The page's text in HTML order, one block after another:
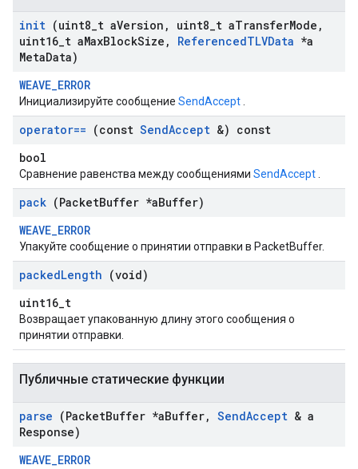
init (uint8 t aVersion , uint8 t aTransferMode ,
uint16 t aMaxBlockSize , ReferencedTLVData *a
MetaData)
WEAVE_ERROR
Инициализируйте сообщение SendAccept
operator== (const SendAccept &) const
bool
Сравнение равенства между сообщениями SendAccept
pack (PacketBuffer *aBuffer)
WEAVE_ERROR
Упакуйте сообщение о принятии отправки в PacketBuffer.
packedLength (void)
uint16_t
Возвращает упакованную длину этого сообщения о
принятии отправки.
Публичные статические функции
parse (PacketBuffer *aBuffer, SendAccept & a
Response)
WEAVE_ERROR